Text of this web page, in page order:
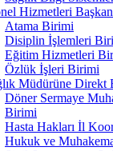
Hizmetleri
Atama Birimi
Disiplin İşlemleri
Eğitim Hizmetleri
Özlük İşleri Birimi
Müdürüne Direkt
Döner Sermaye
Birimi
Hasta Hakları İl
Hukuk ve